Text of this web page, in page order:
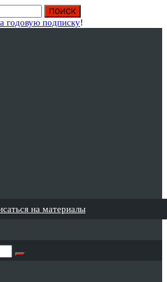
годовую подписку!
на материалы